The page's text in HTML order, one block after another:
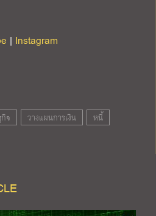
| Instagram
จ วางแผนการเงิน
หนี้